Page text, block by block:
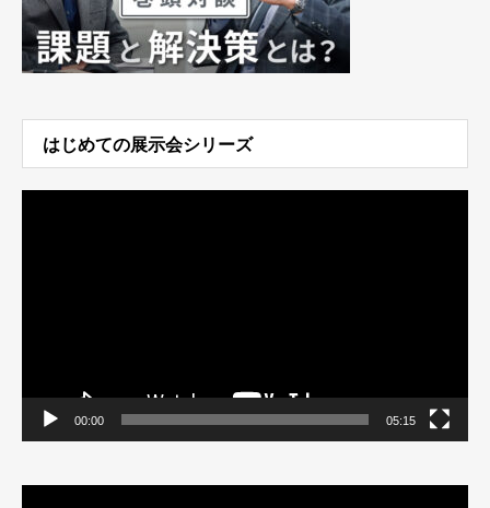
はじめての展示会シリーズ
00:00 05:15